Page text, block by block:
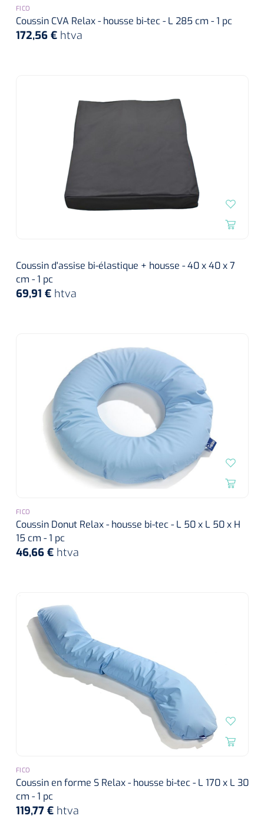
Alginates
Agraffes de fixation
Bassin renal
Nettoyeurs de plaies
FICO
Coussin CVA Relax - housse bi-tec - L 285 cm - 1 pc
172,56 € htva
Coussin d'assise bi-élastique + housse - 40 x 40 x 7
cm - 1 pc
69,91 € htva
FICO
Coussin Donut Relax - housse bi-tec - L 50 x L 50 x H
15 cm - 1 pc
46,66 € htva
FICO
Coussin en forme S Relax - housse bi-tec - L 170 x L 30
cm - 1 pc
119,77 € htva